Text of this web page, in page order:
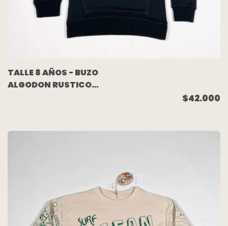
TALLE 8 AÑOS - BUZO
ALGODON RUSTICO
$42.000